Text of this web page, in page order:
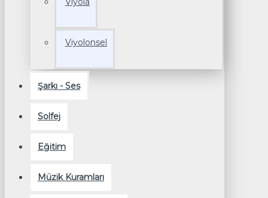
Viyolonsel
Şarkı - Ses
Solfej
Eğitim
Müzik Kuramları